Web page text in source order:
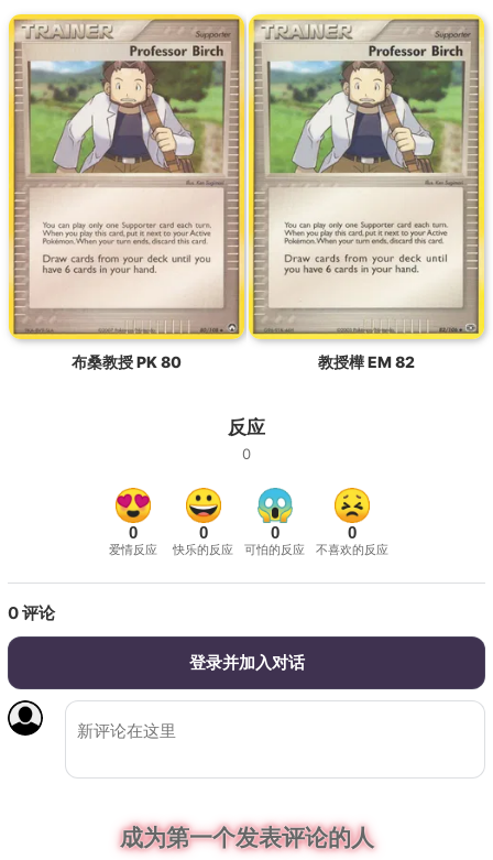
布桑教授 PK 80 教授樺 EM 82
反应
0
0
爱情反应
0
快乐的反应
0
可怕的反应
0
不喜欢的反应
0评论
登录并加入对话
成为第一个发表评论的人